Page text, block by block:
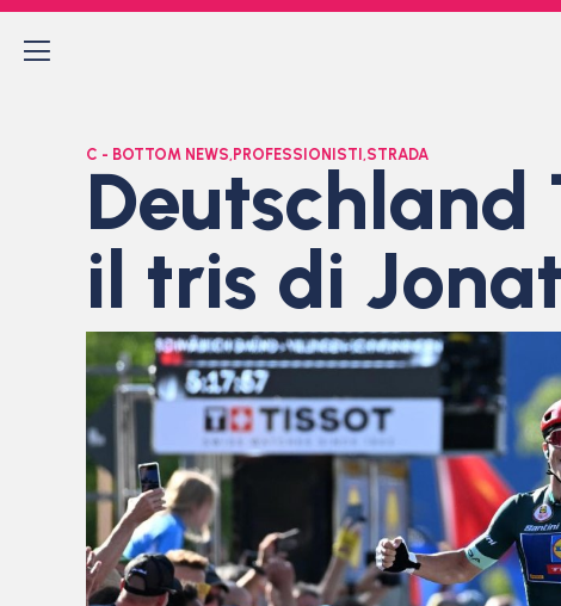
C - BOTTOM NEWS, PROFESSIONISTI ,STRADA
Deutschland
il tris di